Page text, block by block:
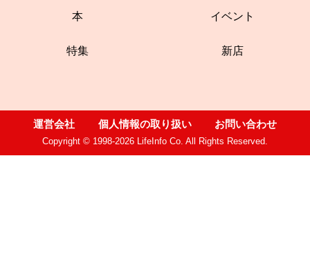
本 イベント
特集 新店
運営会社 個人情報の取り扱い お問い合わせ
Copyright © 1998-2026 LifeInfo Co. All Rights Reserved.